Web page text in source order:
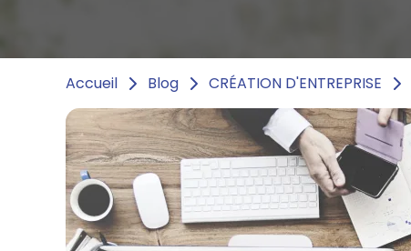
Accueil Blog CRÉATION D'ENTREPRISE